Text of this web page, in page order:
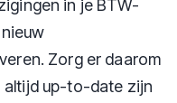
in je BTW-
Zorg er daarom
up-to-date zijn